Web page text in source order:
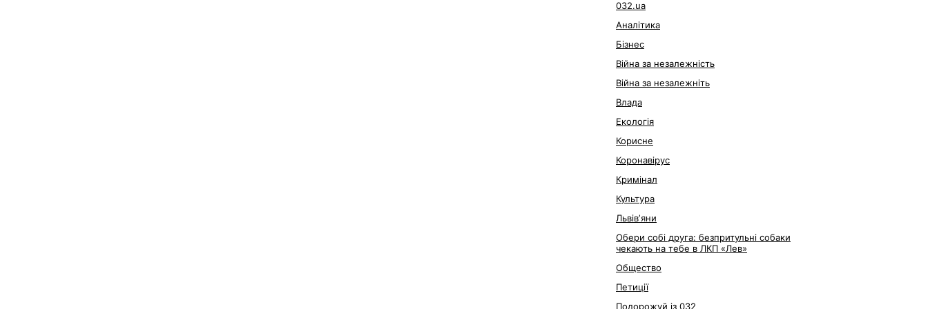
032.ua
Аналітика
Бізнес
Війна за незалежність
Війна за незалежніть
Влада
Екологія
Корисне
Коронавірус
Кримінал
Культура
Львівʼяни
Обери собі друга: безпритульні собаки
чекають на тебе в ЛКП «Лев»
Общество
Петиції
Подорожуй із 032